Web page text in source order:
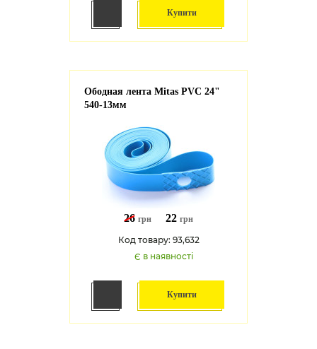
Купити
Ободная лента Mitas PVC 24"
540-13мм
26 грн 22 грн
Код товару: 93,632
Є в наявності
Купити